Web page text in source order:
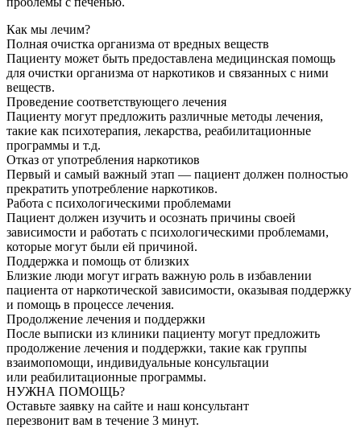
Как мы лечим?
Полная очистка организма от вредных веществ
Пациенту может быть предоставлена медицинская помощь
для очистки организма от наркотиков и связанных с ними
веществ.
Проведение соответствующего лечения
Пациенту могут предложить различные методы лечения,
такие как психотерапия, лекарства, реабилитационные
программы и т.д.
Отказ от употребления наркотиков
Первый и самый важный этап — пациент должен полностью
прекратить употребление наркотиков.
Работа с психологическими проблемами
Пациент должен изучить и осознать причины своей
зависимости и работать с психологическими проблемами,
которые могут были ей причиной.
Поддержка и помощь от близких
Близкие люди могут играть важную роль в избавлении
пациента от наркотической зависимости, оказывая поддержку
и помощь в процессе лечения.
Продолжение лечения и поддержки
После выписки из клиники пациенту могут предложить
продолжение лечения и поддержки, такие как группы
взаимопомощи, индивидуальные консультации
или реабилитационные программы.
НУЖНА ПОМОЩЬ?
Оставьте заявку на сайте и наш консультант
перезвонит вам в течение 3 минут.